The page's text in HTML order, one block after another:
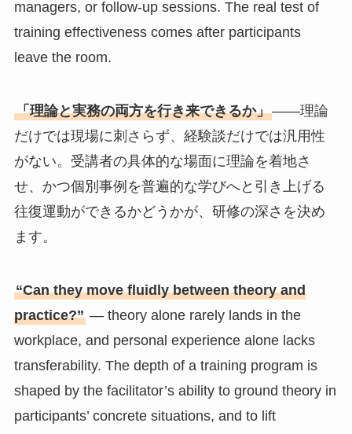
managers, or follow-up sessions. The real test of
training effectiveness comes after participants
leave the room.
「理論と実務の両方を行き来できるか」——理論
だけでは現場に刺さらず、経験談だけでは汎用性
がない。受講者の具体的な場面に理論を着地さ
せ、かつ個別事例を普遍的な学びへと引き上げる
往復運動ができるかどうかが、研修の深さを決め
ます。
“Can they move fluidly between theory and
practice?”— theory alone rarely lands in the
workplace, and personal experience alone lacks
transferability. The depth of a training program is
shaped by the facilitator’s ability to ground theory in
participants’ concrete situations, and to lift